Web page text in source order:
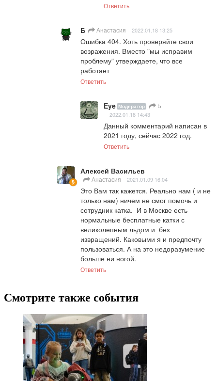
Ответить
Б Анастасия 2022.01.18 13:25
Ошибка 404. Хоть проверяйте свои
возражения. Вместо "мы исправим
проблему" утверждаете, что все
работает
Ответить
Eye Модератор Б
2022.01.18 14:43
Данный комментарий написан в
2021 году, сейчас 2022 год.
Ответить
Алексей Васильев
Анастасия 2021.01.09 16:04
Это Вам так кажется. Реально нам ( и не
только нам) ничем не смог помочь и
сотрудник катка.  И в Москве есть
нормальные бесплатные катки с
великолепным льдом и  без
извращений. Каковыми я и предпочту
пользоваться. А на это недоразумение
больше ни ногой.
Ответить
Смотрите также события